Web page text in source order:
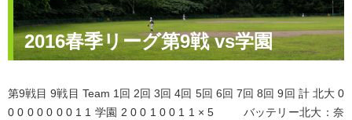
2016春季リーグ第9戦 vs学園
第9戦目 9戦目 Team 1回 2回 3回 4回 5回 6回 7回 8回 9回 計 北大 0
0 0 0 0 0 0 0 1 1 学園 2 0 0 1 0 0 1 1 × 5 バッテリー北大：奈